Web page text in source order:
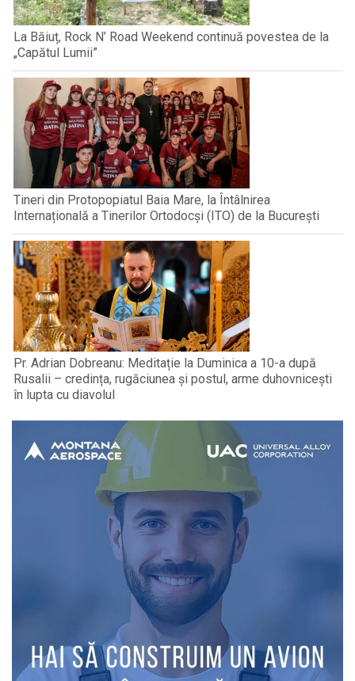
La Băiuț, Rock N’ Road Weekend continuă povestea de la
„Capătul Lumii”
Tineri din Protopopiatul Baia Mare, la Întâlnirea
Internațională a Tinerilor Ortodocși (ITO) de la București
Pr. Adrian Dobreanu: Meditație la Duminica a 10-a după
Rusalii – credința, rugăciunea și postul, arme duhovnicești
în lupta cu diavolul